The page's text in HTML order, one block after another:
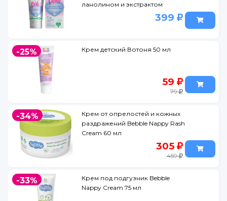
ланолином и экстрактом
399
-25% Крем детский Вотоня 50 мл
59
79
-34%
Крем от опрелостей и кожных
раздражений Bebble Nappy Rash
Cream 60 мл
305
459
-33%
Крем под подгузник Bebble
Nappy Cream 75 мл